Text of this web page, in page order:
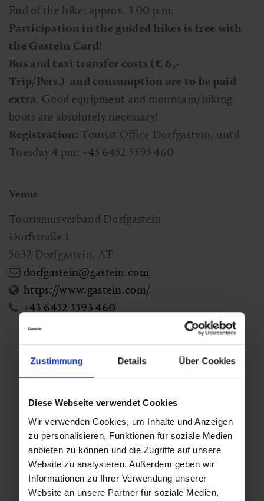
Zustimmung Details Über Cookies
Diese Webseite verwendet Cookies
Wir verwenden Cookies, um Inhalte und Anzeigen
zu personalisieren, Funktionen für soziale Medien
anbieten zu können und die Zugriffe auf unsere
Website zu analysieren. Außerdem geben wir
Informationen zu Ihrer Verwendung unserer
Website an unsere Partner für soziale Medien,
End of the hike: approx. 3.00 p.m.
Participation in the guided hikes is free with
the Gastein Card!
Bus and taxi transfer costs (€ 6,-
Trip/Pers.) and consumption are to be paid
extra. Good equipment and mountain/hiking
boots are absolutely necessary!
Registration: Tourist Office Dorfgastein, until
Tuesday 4 pm: +43 6432 3393 460
Venue
Tourismusverband Dorfgastein
Dorfstraße 1
5632 Dorfgastein, AT
dorfgastein@gastein.com
https://www.gastein.com/
+43 6432 3393 460
Additional event days
19.08.2026
08:30
09.09.2026
08:30
Wed,
23.09.2026
Wed,
07.10.2026